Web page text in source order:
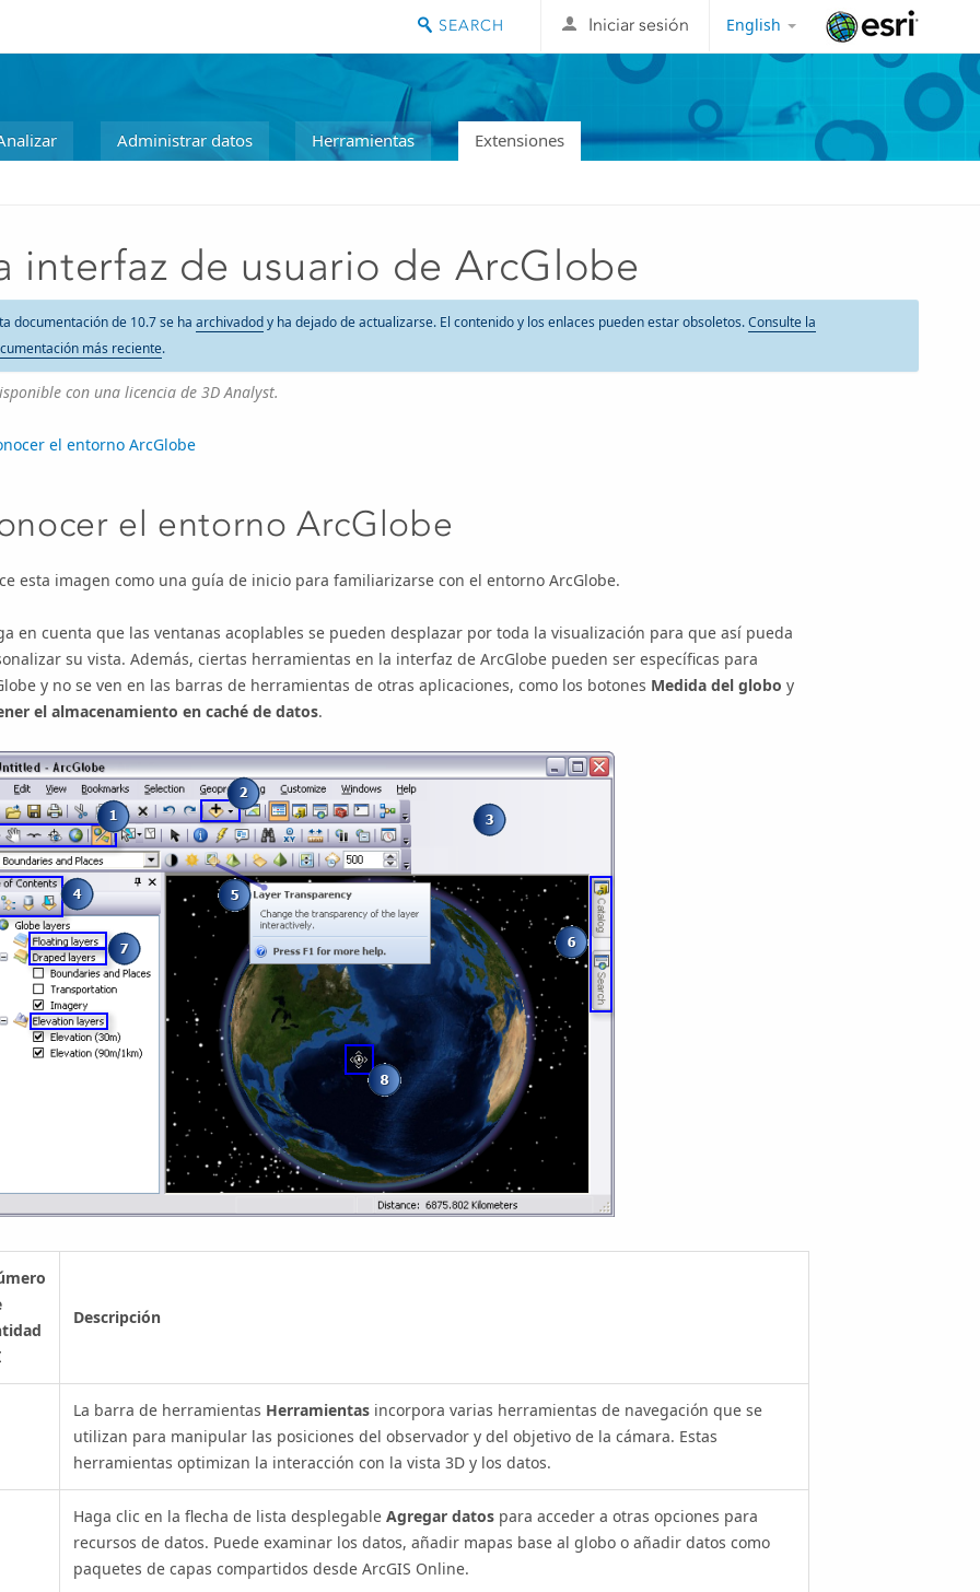
English
Iniciar sesión
Administrar datos Herramientas Extensiones
interfaz de usuario de ArcGlobe
documentación de 10.7 se ha archivadody ha dejado de actualizarse. El contenido y los enlaces pueden estar obsoletos.Consulte la
más reciente.
con una licencia de 3D Analyst.
el entorno ArcGlobe
el entorno ArcGlobe
esta imagen como una guía de inicio para familiarizarse con el entorno ArcGlobe.
en cuenta que las ventanas acoplables se pueden desplazar por toda la visualización para que así pueda
su vista. Además, ciertas herramientas en la interfaz de ArcGlobe pueden ser específicas para
y no se ven en las barras de herramientas de otras aplicaciones, como los botones Medida del globo y
el almacenamiento en caché de datos.
Descripción
La barra de herramientas Herramientas incorpora varias herramientas de navegación que se
utilizan para manipular las posiciones del observador y del objetivo de la cámara. Estas
herramientas optimizan la interacción con la vista 3D y los datos.
Haga clic en la flecha de lista desplegable Agregar datos para acceder a otras opciones para
recursos de datos. Puede examinar los datos, añadir mapas base al globo o añadir datos como
paquetes de capas compartidos desde ArcGIS Online.